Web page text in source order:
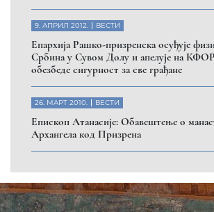
9. АПРИЛ 2012. ВЕСТИ
Eпархија Рашко-призренска осуђује
Србина у Сувом Долу и апелује на
обезбеде сигурност за све грађане
26. МАРТ 2010. ВЕСТИ
Eпископ Атанасије: Обавештење о
Архангела код Призрена